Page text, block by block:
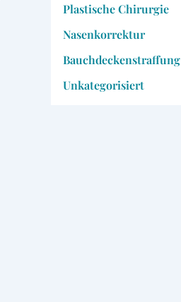
Plastische Chirurgie
Nasenkorrektur
Bauchdeckenstraffung
Unkategorisiert